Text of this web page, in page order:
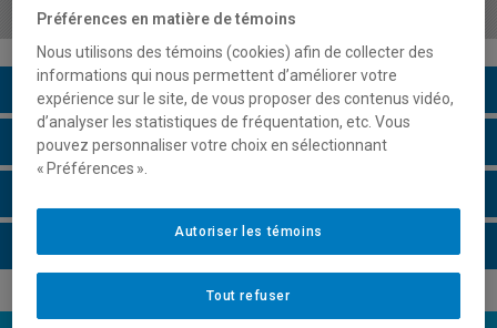
Description du cours
Horaire - Été 2026
Préférences en matière de témoins
Nous utilisons des témoins (cookies) afin de collecter des
informations qui nous permettent d’améliorer votre
expérience sur le site, de vous proposer des contenus vidéo,
d’analyser les statistiques de fréquentation, etc. Vous
pouvez personnaliser votre choix en sélectionnant
« Préférences ».
Tout refuser
Autoriser les témoins